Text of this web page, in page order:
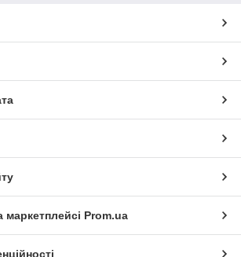
маркетплейсі Prom.ua